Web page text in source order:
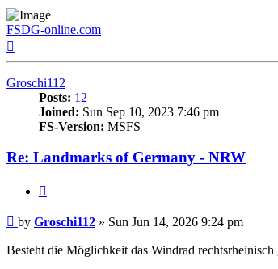
FSDG-online.com
Groschi112
Posts: 12
Joined: Sun Sep 10, 2023 7:46 pm
FS-Version: MSFS
Re: Landmarks of Germany - NRW
Post
by Groschi112 » Sun Jun 14, 2026 9:24 pm
Besteht die Möglichkeit das Windrad